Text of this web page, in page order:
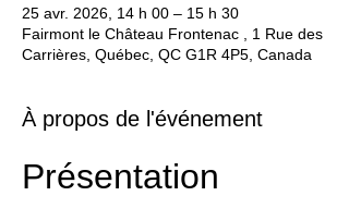
25 avr. 2026, 14 h 00 – 15 h 30
Fairmont le Château Frontenac , 1 Rue des
Carrières, Québec, QC G1R 4P5, Canada
À propos de l'événement
​Présentation